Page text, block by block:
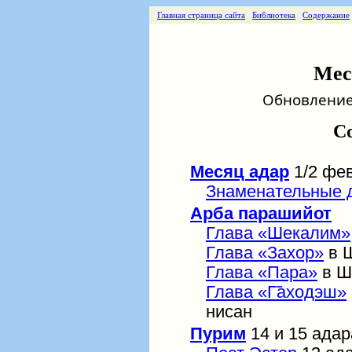
Главная страница сайта Библиотека Содержание
Месяц адар 1/2
Знаменательные
Арба парашийот
Глава «Шекалим»
Глава «Захор» в
Глава «Пара» в
Глава «Г̃аходэш»
нисан
Пурим 14 и 15